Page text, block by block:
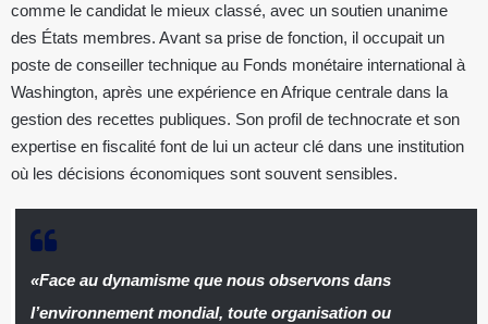
comme le candidat le mieux classé, avec un soutien unanime
des États membres. Avant sa prise de fonction, il occupait un
poste de conseiller technique au Fonds monétaire international à
Washington, après une expérience en Afrique centrale dans la
gestion des recettes publiques. Son profil de technocrate et son
expertise en fiscalité font de lui un acteur clé dans une institution
où les décisions économiques sont souvent sensibles.
«Face au dynamisme que nous observons dans
l’environnement mondial, toute organisation ou